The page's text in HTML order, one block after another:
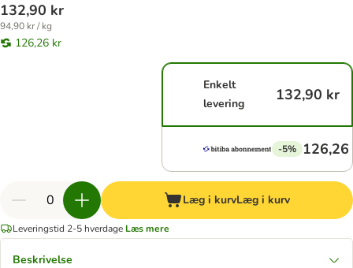
132,90 kr
94,90 kr / kg
126,26 kr
Enkelt
levering
132,90 kr
-5% 126,26
Læg i kurvLæg i kurv
Leveringstid 2-5 hverdage Læs mere
Beskrivelse